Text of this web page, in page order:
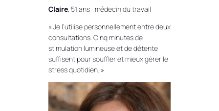
Claire, 51 ans : médecin du travail
« Je l’utilise personnellement entre deux
consultations. Cinq minutes de
stimulation lumineuse et de détente
suffisent pour souffler et mieux gérer le
stress quotidien. »